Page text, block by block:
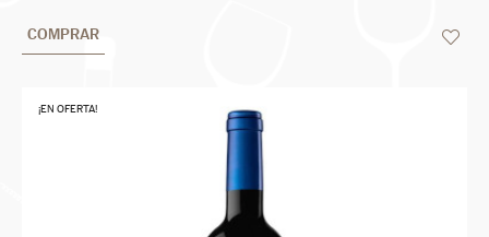
COMPRAR
¡EN OFERTA!